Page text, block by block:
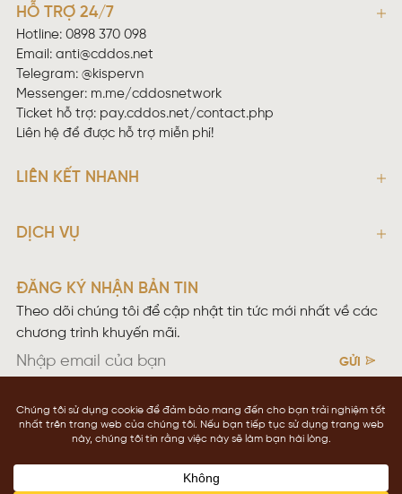
HỖ TRỢ 24/7
Hotline: 0898 370 098
Email: anti@cddos.net
Telegram: @kispervn
Messenger: m.me/cddosnetwork
Ticket hỗ trợ: pay.cddos.net/contact.php
Liên hệ để được hỗ trợ miễn phí!
LIÊN KẾT NHANH
DỊCH VỤ
ĐĂNG KÝ NHẬN BẢN TIN
Theo dõi chúng tôi để cập nhật tin tức mới nhất về các
chương trình khuyến mãi.
GỬI
Điều khoản sử dụng
Chính sách bảo mật